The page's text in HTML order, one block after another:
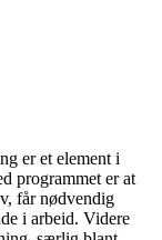
er et element i
programmet er at
får nødvendig
i arbeid. Videre